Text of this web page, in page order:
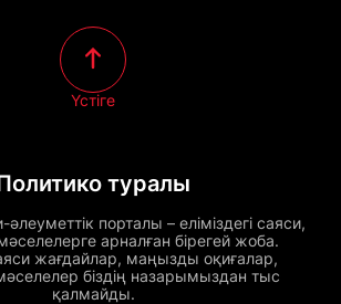
туралы
порталы – еліміздегі саяси,
арналған бірегей жоба.
жағдайлар, маңызды оқиғалар,
біздің назарымыздан тыс
қалмайды.
Үстіге